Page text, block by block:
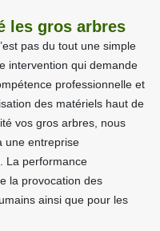
les gros arbres
pas du tout une simple
intervention qui demande
professionnelle et
des matériels haut de
vos gros arbres, nous
une entreprise
La performance
la provocation des
ainsi que pour les